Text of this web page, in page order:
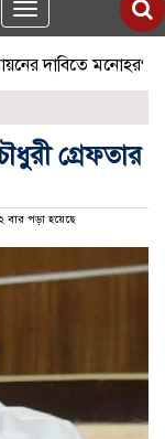
Toggle
navigation
দাবিতে মনোহরগঞ্জে
গ্রেফতার
পড়া হয়েছে